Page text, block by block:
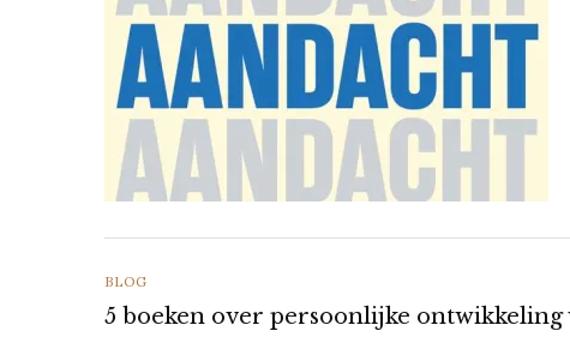
CATEGORIES
BLOG
5 boeken over persoonlijke